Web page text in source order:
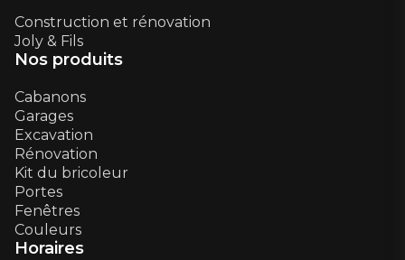
Construction et rénovation
Joly & Fils
Nos produits
Cabanons
Garages
Excavation
Rénovation
Kit du bricoleur
Portes
Fenêtres
Couleurs
Horaires